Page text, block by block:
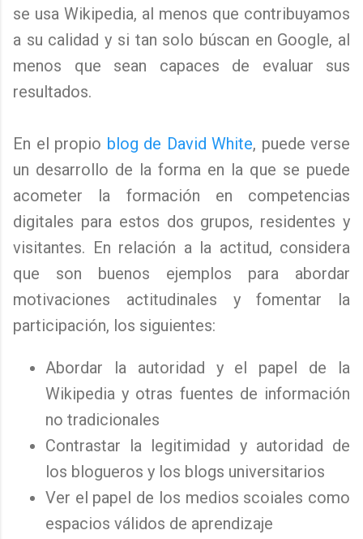
se usa Wikipedia, al menos que contribuyamos
a su calidad y si tan solo búscan en Google, al
menos que sean capaces de evaluar sus
resultados.
En el propio blog de David White, puede verse
un desarrollo de la forma en la que se puede
acometer la formación en competencias
digitales para estos dos grupos, residentes y
visitantes. En relación a la actitud, considera
que son buenos ejemplos para abordar
motivaciones actitudinales y fomentar la
participación, los siguientes:
Abordar la autoridad y el papel de la
Wikipedia y otras fuentes de información
no tradicionales
Contrastar la legitimidad y autoridad de
los blogueros y los blogs universitarios
Ver el papel de los medios scoiales como
espacios válidos de aprendizaje